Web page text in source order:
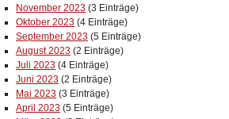
November 2023 (3 Einträge)
Oktober 2023 (4 Einträge)
September 2023 (5 Einträge)
August 2023 (2 Einträge)
Juli 2023 (4 Einträge)
Juni 2023 (2 Einträge)
Mai 2023 (3 Einträge)
April 2023 (5 Einträge)